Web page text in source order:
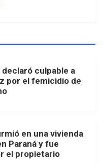
culpable a
por el femicidio de
en una vivienda
Paraná y fue
el propietario